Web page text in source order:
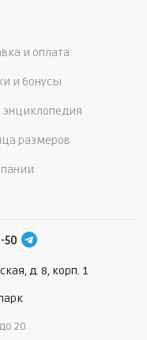
и оплата
и бонусы
размеров
50
д. 8, корп. 1
20